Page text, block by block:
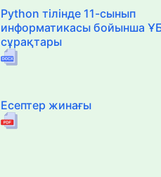
Python тілінде 11-сынып
информатикасы бойынша
сұрақтары
Есептер жинағы